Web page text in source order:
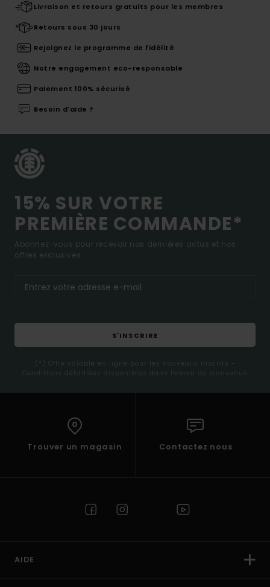
Livraison et retours gratuits pour les membres
Retours sous 30 jours
Rejoignez le programme de fidélité
Notre engagement eco-responsable
Paiement 100% sécurisé
Besoin d'aide ?
15% SUR VOTRE
PREMIÈRE COMMANDE*
Abonnez-vous pour recevoir nos dernières actus et nos
offres exclusives.
S'INSCRIRE
(*) Offre valable en ligne pour les nouveaux inscrits -
Conditions détaillées disponibles dans l'email de bienvenue
Trouver un magasin Contactez nous
AIDE